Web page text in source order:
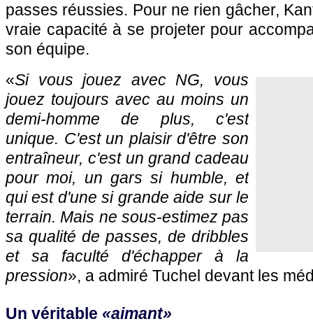
passes réussies. Pour ne rien gâcher,
vraie capacité à se projeter pour
son équipe.
«Si vous jouez avec NG, vous
jouez toujours avec au moins un
demi-homme de plus, c'est
unique. C'est un plaisir d'être son
entraîneur, c'est un grand cadeau
pour moi, un gars si humble, et
qui est d'une si grande aide sur le
terrain. Mais ne sous-estimez pas
sa qualité de passes, de dribbles
et sa faculté d'échapper à la
pression», a admiré Tuchel devant les
Un véritable «aimant»